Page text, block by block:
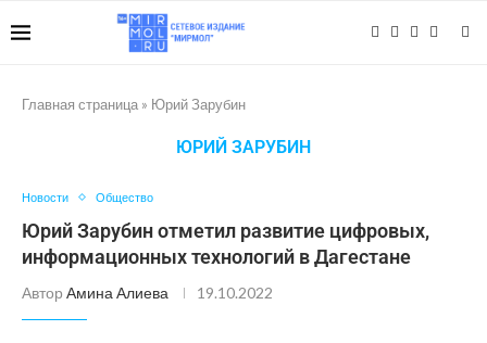
Главная страница » Юрий Зарубин
ЮРИЙ ЗАРУБИН
Новости Общество
Юрий Зарубин отметил развитие цифровых,
информационных технологий в Дагестане
Автор Амина Алиева 19.10.2022